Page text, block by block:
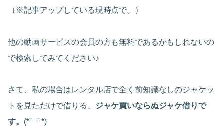
（※記事アップしている現時点で。）
他の動画サービスの会員の方も無料であるかもしれないの
で検索してみてください♪
さて、私の場合はレンタル店で全く前知識なしのジャケッ
トを見ただけで借りる、 ジャケ買いならぬジャケ借りで
す。 (*ﾟｰﾟ*)